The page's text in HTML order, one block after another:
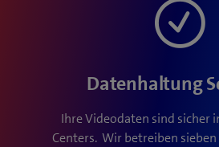
Datenhaltung
Ihre Videodaten sind sicher
Centers. Wir betreiben